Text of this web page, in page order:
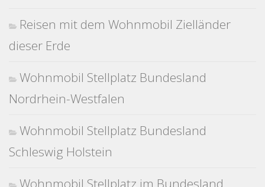
Reisen mit dem Wohnmobil Zielländer
dieser Erde
Wohnmobil Stellplatz Bundesland
Nordrhein-Westfalen
Wohnmobil Stellplatz Bundesland
Schleswig Holstein
Wohnmobil Stellplatz im Bundesland